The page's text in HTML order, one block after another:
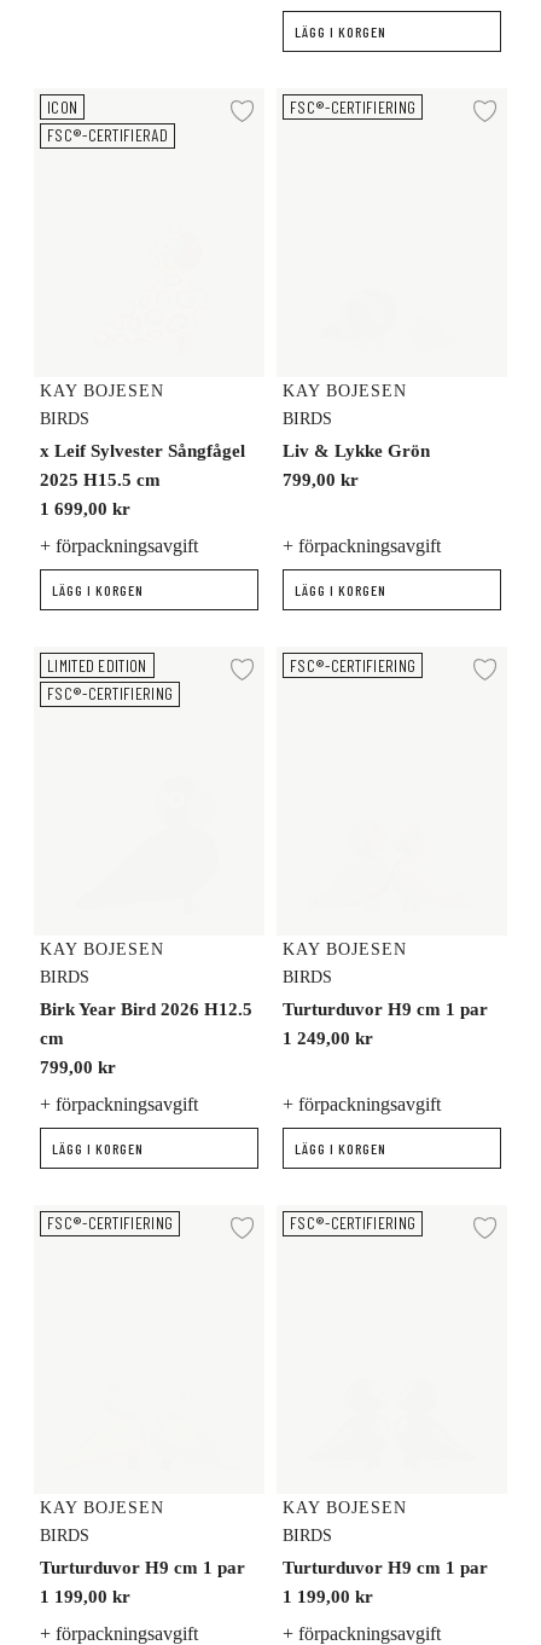
LÄGG I KORGEN
x Leif Sylvester Sångfågel 2025 H15.5 cm
ICON
FSC®-CERTIFIERAD
Lägg till i önskelista
KAY BOJESEN
BIRDS
x Leif Sylvester Sångfågel
2025 H15.5 cm
1 699,00 kr
+ förpackningsavgift
LÄGG I KORGEN
Liv & Lykke Grön
FSC®-CERTIFIERING
KAY BOJESEN
BIRDS
Liv & Lykke Grön
799,00 kr
+ förpackningsavgift
LÄGG I KORGEN
Birk Year Bird 2026 H12.5 cm
LIMITED EDITION
FSC®-CERTIFIERING
Lägg till i önskelista
KAY BOJESEN
BIRDS
Birk Year Bird 2026 H12.5
cm
799,00 kr
+ förpackningsavgift
LÄGG I KORGEN
Turturduvor H9 cm 1 par
FSC®-CERTIFIERING
KAY BOJESEN
BIRDS
Turturduvor H9 cm 1 par
1 249,00 kr
+ förpackningsavgift
LÄGG I KORGEN
Turturduvor H9 cm 1 par
FSC®-CERTIFIERING
Lägg till i önskelista
KAY BOJESEN
BIRDS
Turturduvor H9 cm 1 par
1 199,00 kr
+ förpackningsavgift
Turturduvor H9 cm 1 par
FSC®-CERTIFIERING
KAY BOJESEN
BIRDS
Turturduvor H9 cm 1 par
1 199,00 kr
+ förpackningsavgift